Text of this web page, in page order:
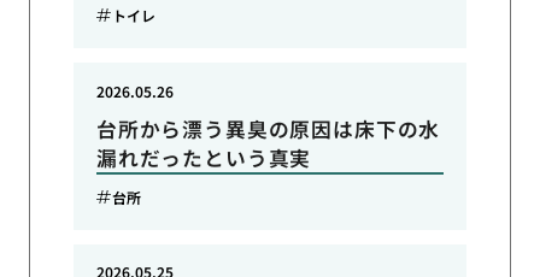
トイレ
台所から漂う異臭の原因は床下の水
漏れだったという真実
2026.05.26
台所
2026.05.25